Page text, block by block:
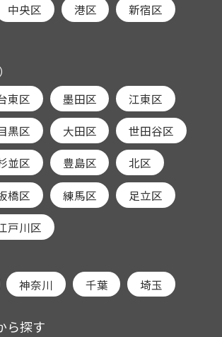
中央区 港区 新宿区
東区 墨田区 江東区
黒区 大田区 世田谷区
並区 豊島区 北区
橋区 練馬区 足立区
戸川区
神奈川 千葉 埼玉
ら探す